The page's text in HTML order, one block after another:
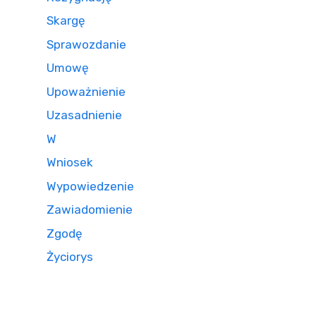
Skargę
Sprawozdanie
Umowę
Upoważnienie
Uzasadnienie
W
Wniosek
Wypowiedzenie
Zawiadomienie
Zgodę
Życiorys